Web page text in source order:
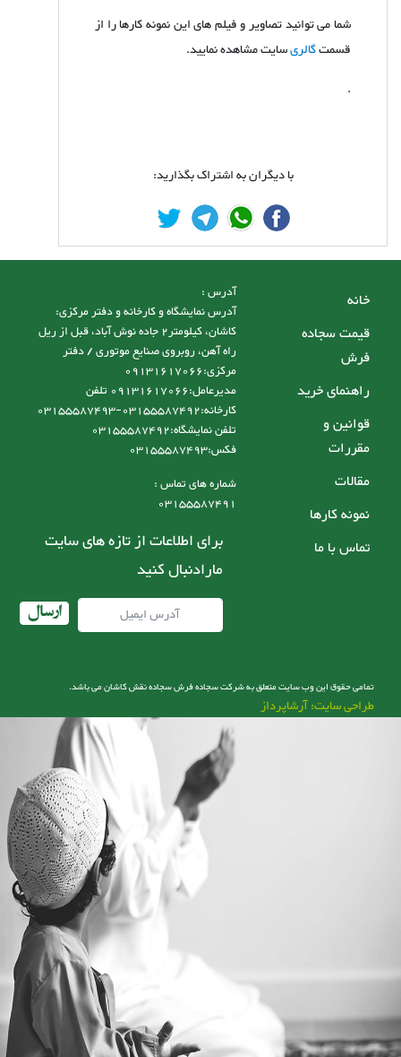
شما می توانید تصاویر و فیلم های این نمونه کارها را از
قسمتگالریسایت مشاهده نمایید.
.
با دیگران به اشتراک بگذارید:
خانه
قیمت سجاده
فرش
راهنمای خرید
قوانین و
مقررات
مقالات
نمونه کارها
تماس با ما
آدرس :
آدرس نمایشگاه و کارخانه و دفتر مرکزی:
کاشان، کیلومتر2 جاده نوش آباد، قبل از ریل
راه آهن، روبروی صنایع موتوری / دفتر
مرکزی:09131617066
مدیرعامل:09131617066 تلفن
کارخانه:03155587492-03155587493
تلفن نمایشگاه:03155587492
فکس:03155587493
شماره های تماس :
03155587491
برای اطلاعات از تازه های سایت
مارادنبال کنید
ارسال
تمامی حقوق این وب سایت متعلق به شرکت سجاده فرش سجاده نقش کاشان می باشد.
طراحی سایت: آرشاپرداز